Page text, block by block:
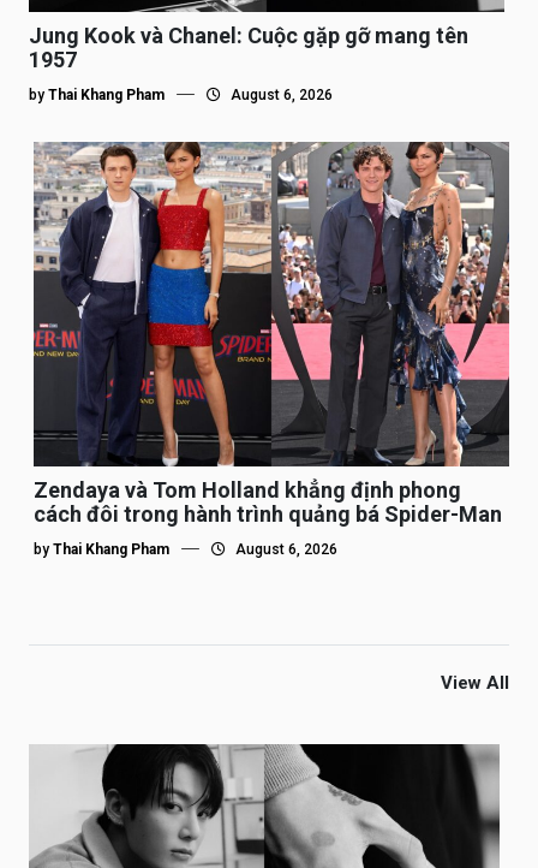
Jung Kook và Chanel: Cuộc gặp gỡ mang tên
1957
by Thai Khang Pham August 6, 2026
Zendaya và Tom Holland khẳng định phong
cách đôi trong hành trình quảng bá Spider-Man
by Thai Khang Pham August 6, 2026
View All